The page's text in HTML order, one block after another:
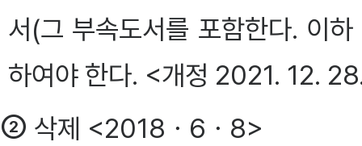
서(그 부속도서를 포함한다. 이
하여야 한다. <개정 2021. 12.
② 삭제 <2018ㆍ6ㆍ8>